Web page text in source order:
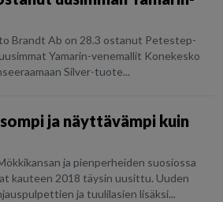
Brandt Ab on 28.3 ostanut Petestep-
Yamarin-venemallit Konekesko
Silver-tuote...
ja näyttävämpi kuin
ja pienperheiden suosiossa
kauteen 2018 täysin uusittu. Uuden
ja tuulilasien lisäksi...